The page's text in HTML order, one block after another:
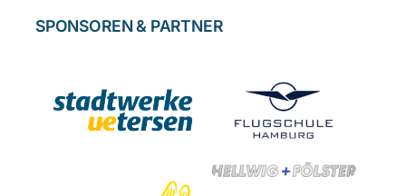
SPONSOREN & PARTNER